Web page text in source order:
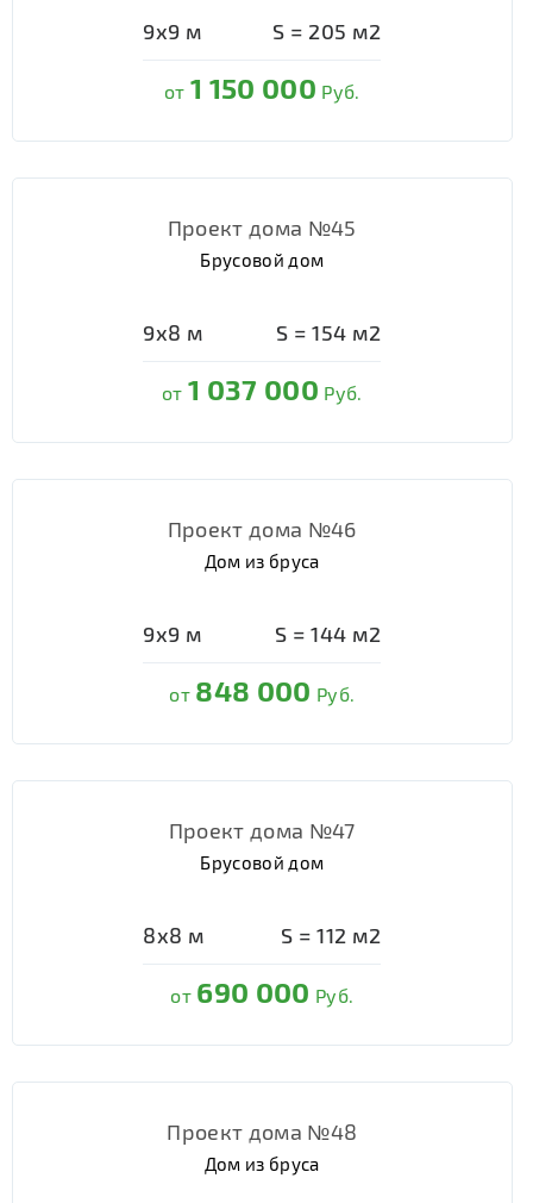
9х9 м S = 205 м2
от 1 150 000 Руб.
Проект дома №45
Брусовой дом
9х8 м S =154 м2
от 1 037 000 Руб.
Проект дома №46
Дом из бруса
9х9 м S =144 м2
от 848 000 Руб.
Проект дома №47
Брусовой дом
8х8 м S =112 м2
от 690 000 Руб.
Проект дома №48
Дом из бруса